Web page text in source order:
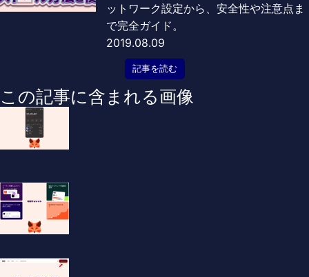
ットワーク設定から、安全性や注意点ま
で完全ガイド。
2019.08.09
記事を読む
この記事に含まれる画像